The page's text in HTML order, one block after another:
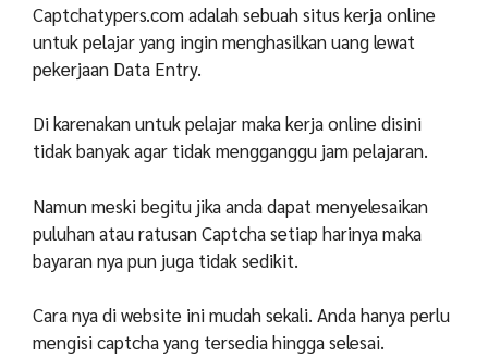
Captchatypers.com adalah sebuah situs kerja online
untuk pelajar yang ingin menghasilkan uang lewat
pekerjaan Data Entry.
Di karenakan untuk pelajar maka kerja online disini
tidak banyak agar tidak mengganggu jam pelajaran.
Namun meski begitu jika anda dapat menyelesaikan
puluhan atau ratusan Captcha setiap harinya maka
bayaran nya pun juga tidak sedikit.
Cara nya di website ini mudah sekali. Anda hanya perlu
mengisi captcha yang tersedia hingga selesai.